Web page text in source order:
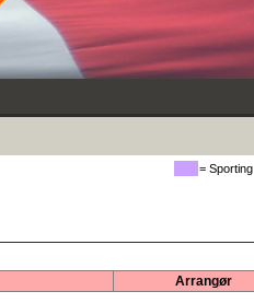
= Sporting
Arrangør